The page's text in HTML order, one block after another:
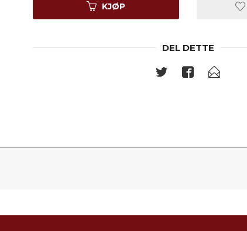
KJØP
DEL DETTE